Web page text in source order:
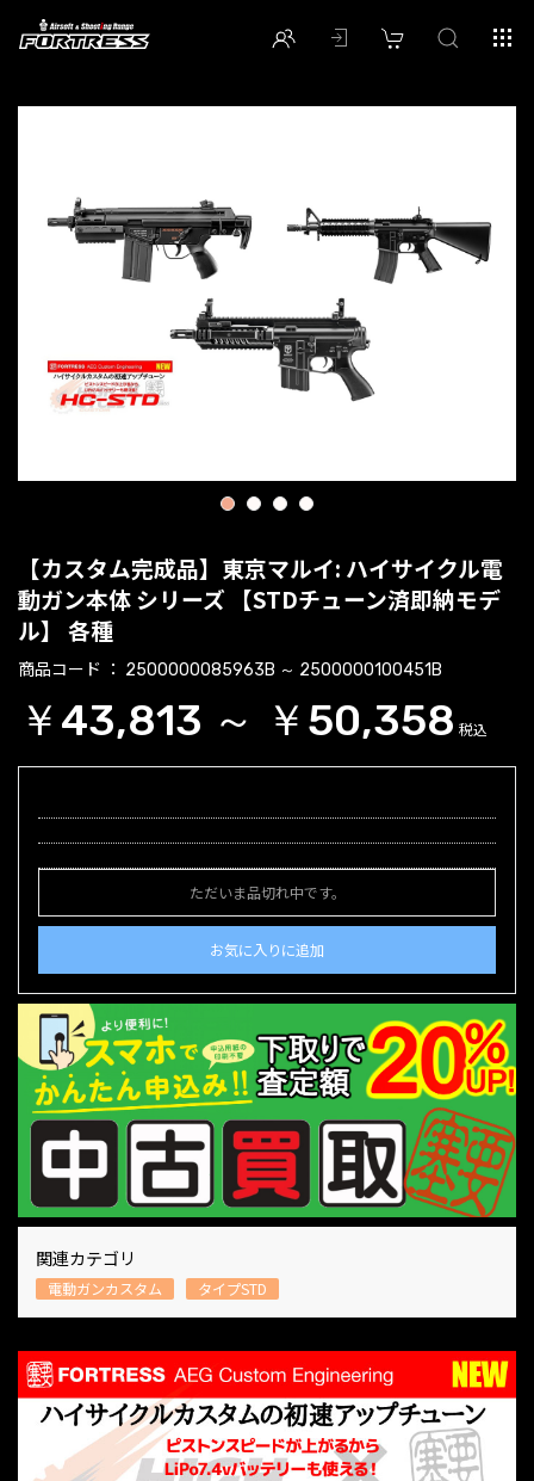
1 2 3 4
【カスタム完成品】東京マルイ: ハイサイクル電
動ガン本体 シリーズ 【STDチューン済即納モデ
ル】 各種
商品コード 2500000085963B ～ 2500000100451B
￥43,813 ～ ￥50,358 税込
ただいま品切れ中です。
お気に入りに追加
関連カテゴリ
電動ガンカスタム タイプSTD